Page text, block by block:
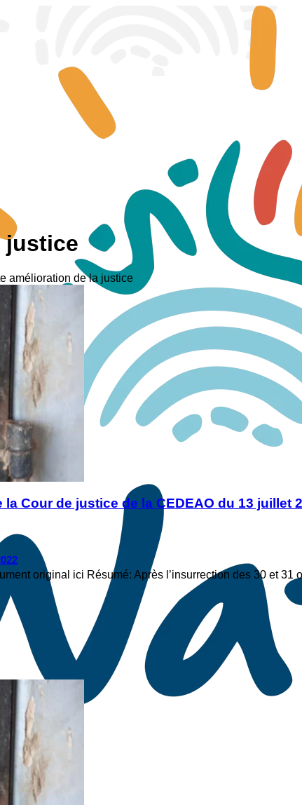
justice
amélioration de la justice
Cour de justice de la CEDEAO du 13 juillet
original ici Résumé: Après l’insurrection des 30 et